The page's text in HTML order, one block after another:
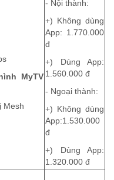
MyTV
Mesh
- Nội thành:
+) Không dùng
App: 1.770.000
đ
+) Dùng App:
1.560.000 đ
- Ngoại thành:
+) Không dùng
App:1.530.000
đ
+) Dùng App:
1.320.000 đ